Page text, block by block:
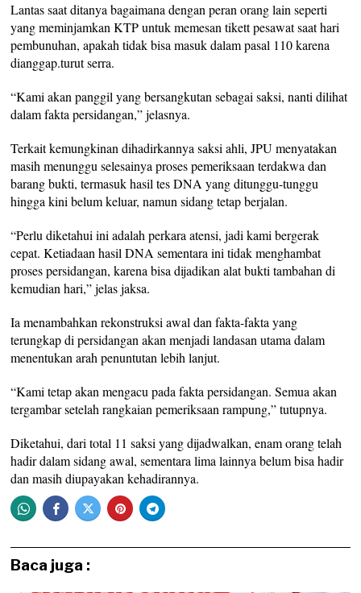
Lantas saat ditanya bagaimana dengan peran orang lain seperti
yang meminjamkan KTP untuk memesan tikett pesawat saat hari
pembunuhan, apakah tidak bisa masuk dalam pasal 110 karena
dianggap.turut serra.
“Kami akan panggil yang bersangkutan sebagai saksi, nanti dilihat
dalam fakta persidangan,” jelasnya.
Terkait kemungkinan dihadirkannya saksi ahli, JPU menyatakan
masih menunggu selesainya proses pemeriksaan terdakwa dan
barang bukti, termasuk hasil tes DNA yang ditunggu-tunggu
hingga kini belum keluar, namun sidang tetap berjalan.
“Perlu diketahui ini adalah perkara atensi, jadi kami bergerak
cepat. Ketiadaan hasil DNA sementara ini tidak menghambat
proses persidangan, karena bisa dijadikan alat bukti tambahan di
kemudian hari,” jelas jaksa.
Ia menambahkan rekonstruksi awal dan fakta-fakta yang
terungkap di persidangan akan menjadi landasan utama dalam
menentukan arah penuntutan lebih lanjut.
“Kami tetap akan mengacu pada fakta persidangan. Semua akan
tergambar setelah rangkaian pemeriksaan rampung,” tutupnya.
Diketahui, dari total 11 saksi yang dijadwalkan, enam orang telah
hadir dalam sidang awal, sementara lima lainnya belum bisa hadir
dan masih diupayakan kehadirannya.
Baca juga :